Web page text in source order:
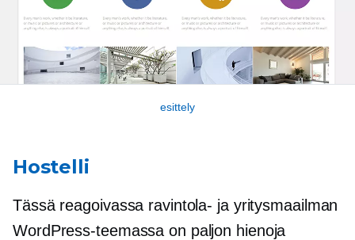
esittely
Hostelli
Tässä reagoivassa ravintola- ja yritysmaailman
WordPress-teemassa on paljon hienoja